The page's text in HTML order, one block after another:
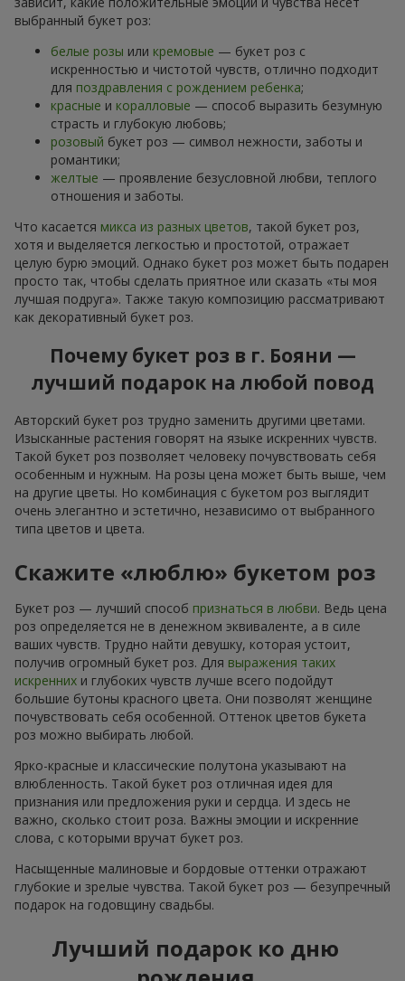
выбранный букет роз:
белые розы или кремовые — букет роз с
искренностью и чистотой чувств, отлично подходит
для поздравления с рождением ребенка;
красные и коралловые — способ выразить безумную
страсть и глубокую любовь;
розовый букет роз — символ нежности, заботы и
романтики;
желтые — проявление безусловной любви, теплого
отношения и заботы.
Что касается микса из разных цветов, такой букет роз,
хотя и выделяется легкостью и простотой, отражает
целую бурю эмоций. Однако букет роз может быть подарен
просто так, чтобы сделать приятное или сказать «ты моя
лучшая подруга». Также такую композицию рассматривают
как декоративный букет роз.
Почему букет роз в г. Бояни —
лучший подарок на любой повод
Авторский букет роз трудно заменить другими цветами.
Изысканные растения говорят на языке искренних чувств.
Такой букет роз позволяет человеку почувствовать себя
особенным и нужным. На розы цена может быть выше, чем
на другие цветы. Но комбинация с букетом роз выглядит
очень элегантно и эстетично, независимо от выбранного
типа цветов и цвета.
Скажите «люблю» букетом роз
Букет роз — лучший способ признаться в любви. Ведь цена
роз определяется не в денежном эквиваленте, а в силе
ваших чувств. Трудно найти девушку, которая устоит,
получив огромный букет роз. Для выражения таких
искренних и глубоких чувств лучше всего подойдут
большие бутоны красного цвета. Они позволят женщине
почувствовать себя особенной. Оттенок цветов букета
роз можно выбирать любой.
Ярко-красные и классические полутона указывают на
влюбленность. Такой букет роз отличная идея для
признания или предложения руки и сердца. И здесь не
важно, сколько стоит роза. Важны эмоции и искренние
слова, с которыми вручат букет роз.
Насыщенные малиновые и бордовые оттенки отражают
глубокие и зрелые чувства. Такой букет роз — безупречный
подарок на годовщину свадьбы.
Лучший подарок ко дню